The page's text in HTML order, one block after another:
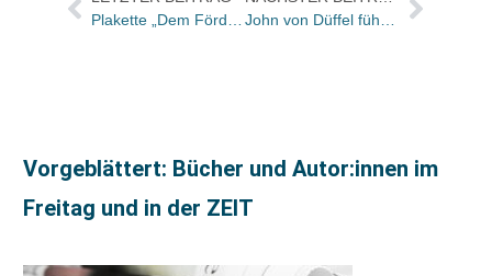
Vorgeblättert: Bücher und Autor:innen im
Freitag und in der ZEIT